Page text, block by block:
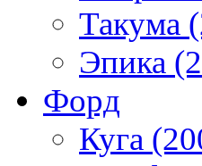
Такума
Эпика
Форд
Куга